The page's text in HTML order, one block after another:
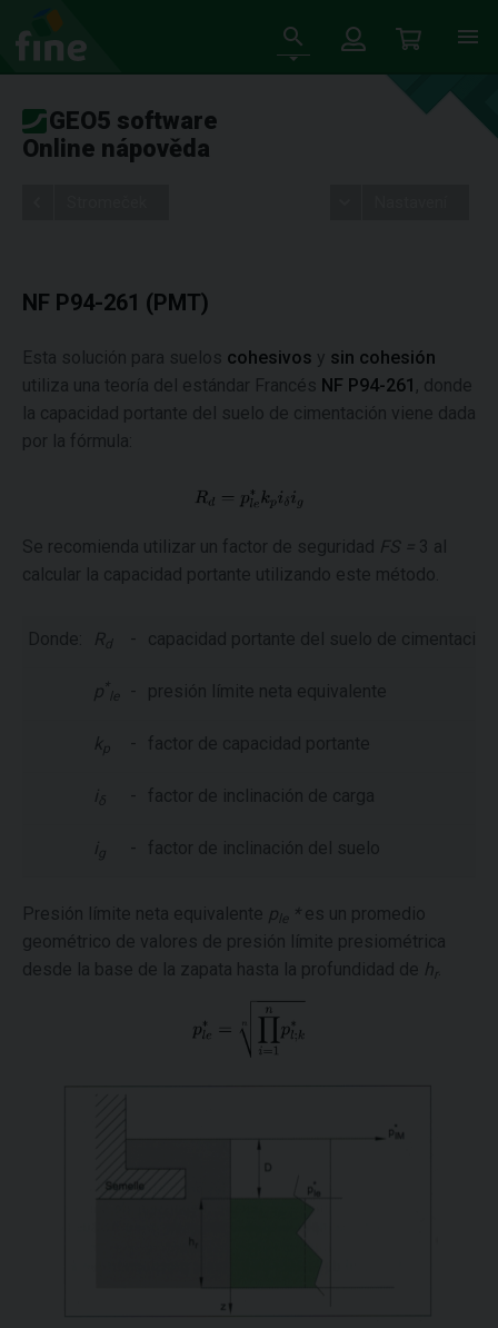
GEO5 software
Online nápověda
NF P94-261 (PMT)
Esta solución para suelos cohesivos y sin cohesión
utiliza una teoría del estándar Francés NF P94-261 , donde
la capacidad portante del suelo de cimentación viene dada
por la fórmula:
Se recomienda utilizar un factor de seguridad FS =
3 al
calcular la capacidad portante utilizando este método.
Donde: R d - capacidad portante del suelo de cimentación
p le - presión límite neta equivalente
kp - factor de capacidad portante
i δ - factor de inclinación de carga
i g - factor de inclinación del suelo
Presión límite neta equivalente ple *es un promedio
geométrico de valores de presión límite presiométrica
desde la base de la zapata hasta la profundidad de hr